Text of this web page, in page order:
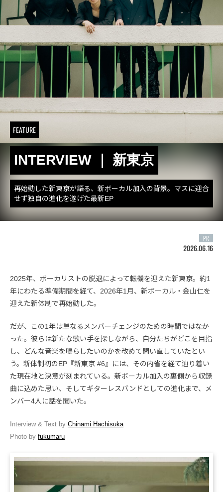
FEATURE
INTERVIEW ｜ 新東京
再始動した新東京が語る、新ボーカル加入の背景。マスに迎合
せず独自の進化を遂げた最新EP
PR
2026.06.16
2025年、ボーカリストの脱退によって転機を迎えた新東京。約1
年にわたる準備期間を経て、2026年1月、新ボーカル・金山仁を
迎えた新体制で再始動した。
だが、この1年は単なるメンバーチェンジのための時間ではなか
った。彼らは新たな歌い手を探しながら、自分たちがどこを目指
し、どんな音楽を鳴らしたいのかを改めて問い直していたとい
う。新体制初のEP『新東京 #6』には、その内省を経て辿り着い
た現在地と決意が刻まれている。新ボーカル加入の裏側から収録
曲に込めた思い、そしてギターレスバンドとしての進化まで、メ
ンバー4人に話を聞いた。
Interview & Text by Chinami Hachisuka
Photo by fukumaru